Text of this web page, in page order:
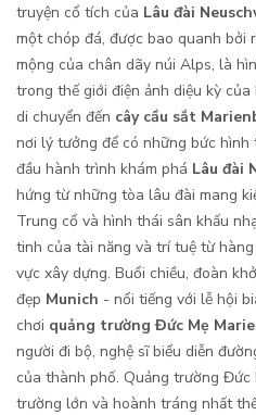
truyện cổ tích của Lâu đài
một chóp đá, được bao quanh bởi
mộng của chân dãy núi Alps, là
trong thế giới điện ảnh diệu kỳ
di chuyển đến cây cầu sắt
nơi lý tưởng để có những bức
đầu hành trình khám phá Lâu đài
hứng từ những tòa lâu đài mang
Trung cổ và hình thái sân khấu
tinh của tài năng và trí tuệ từ
vực xây dựng. Buổi chiều, đoàn
đẹp Munich - nổi tiếng với lễ hội
chơi quảng trường Đức Mẹ
người đi bộ, nghệ sĩ biểu diễn
của thành phố. Quảng trường
trường lớn và hoành tráng nhất